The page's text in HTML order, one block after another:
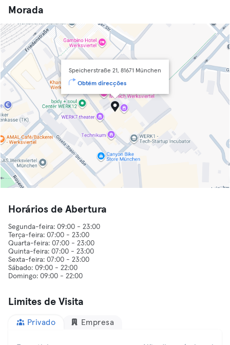
Morada
Speicherstraße 21, 81671 München
Obtém direcções
Horários de Abertura
Segunda-feira: 09:00 - 23:00
Terça-feira: 07:00 - 23:00
Quarta-feira: 07:00 - 23:00
Quinta-feira: 07:00 - 23:00
Sexta-feira: 07:00 - 23:00
Sábado: 09:00 - 22:00
Limites de Visita
Privado Empresa